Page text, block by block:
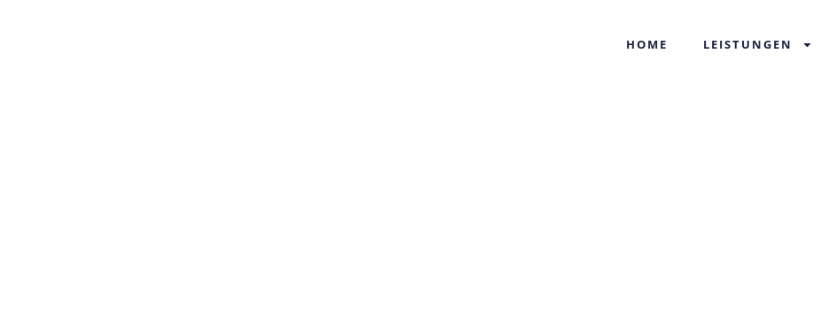
HOME LEISTUNGEN